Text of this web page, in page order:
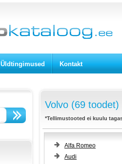
Üldtingimused Kontakt
Volvo (69 toodet)
*Tellimustooted ei kuulu
Alfa Romeo
Audi